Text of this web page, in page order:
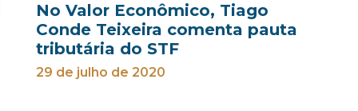
No Valor Econômico, Tiago
Conde Teixeira comenta pauta
tributária do STF
29 de julho de 2020